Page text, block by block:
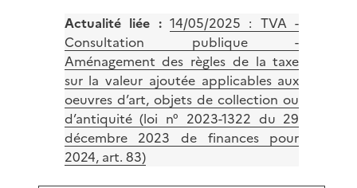
Actualité liée : 14/05/2025 : TVA -
Consultation publique -
Aménagement des règles de la taxe
sur la valeur ajoutée applicables aux
oeuvres d’art, objets de collection ou
d’antiquité (loi n° 2023-1322 du 29
décembre 2023 de finances pour
2024, art. 83)